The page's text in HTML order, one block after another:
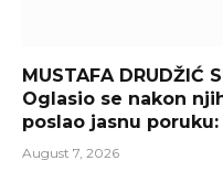
MUSTAFA DRUDŽIĆ
Oglasio se nakon
poslao jasnu
August 7, 2026